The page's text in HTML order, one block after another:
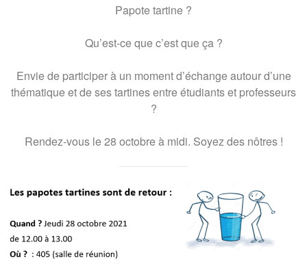
Papote tartine ?
Qu’est-ce que c’est que ça ?
Envie de participer à un moment d’échange autour d’une
thématique et de ses tartines entre étudiants et professeurs
?
Rendez-vous le 28 octobre à midi. Soyez des nôtres !